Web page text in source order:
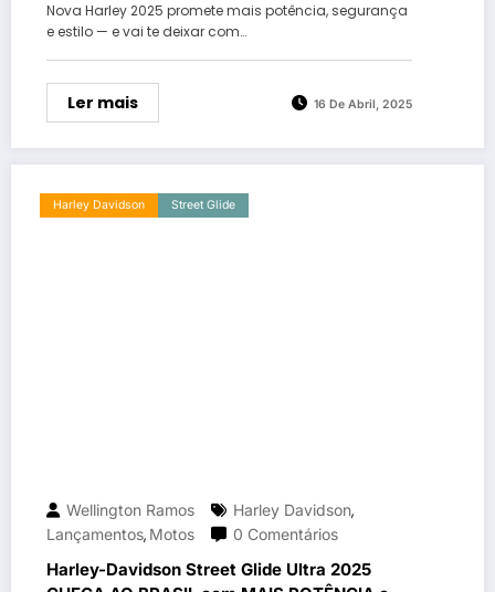
Nova Harley 2025 promete mais potência, segurança
e estilo — e vai te deixar com…
Ler mais 16 De Abril, 2025
Harley Davidson Street Glide
Wellington Ramos Harley Davidson,
Lançamentos, Motos 0 Comentários
Harley-Davidson Street Glide Ultra 2025